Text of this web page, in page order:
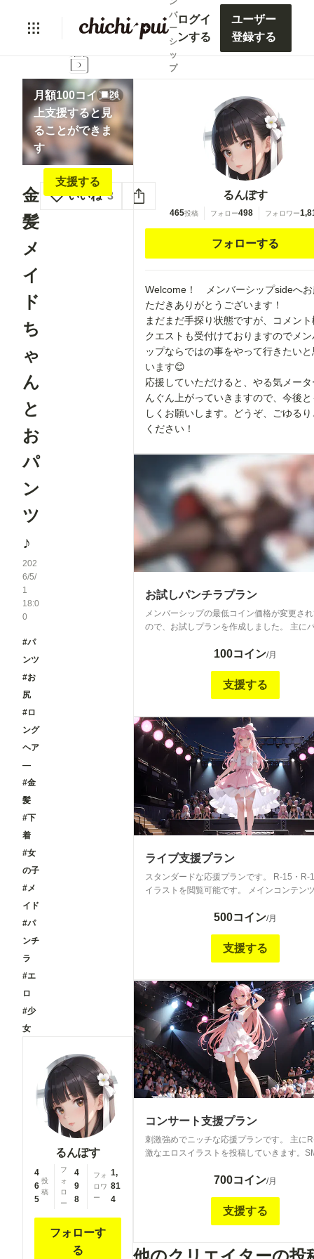
バ
ー
シ
ッ
プ
ログイ
ンする
ユーザー
登録する
lock
月額100コイン以
上支援すると見
ることができま
す
支援する
26
金
髪
メ
イ
ド
ち
ゃ
ん
と
お
パ
ン
ツ
♪
202
6/5/
1
18:0
0
#パ
ンツ
#お
尻
#ロ
ング
ヘア
―
#金
髪
#下
着
#女
の子
#メ
イド
#パ
ンチ
ラ
#エ
ロ
#少
女
いいね 3
るんぽす
4
6
5
投
稿
フ
ォ
ロ
ー
4
9
8
フォ
ロワ
ー
1,
81
4
フォローす
る
るんぽす
465投稿 フォロー498 フォロワー
フォローする
Welcome！ メンバーシップsideへお
ただきありがとうございます！
まだまだ手探り状態ですが、コメン
クエストも受付けておりますのでメ
ップならではの事をやって行きたい
います😊
応援していただけると、やる気メー
んぐん上がっていきますので、今後
しくお願いします。どうぞ、ごゆる
ください！
お試しパンチラプラン
メンバーシップの最低コイン価格が変更さ
ので、お試しプランを作成しました。 主に
パン・パンチラ・下着成分多めでやってい
100コイン/月
支援する
ライブ支援プラン
スタンダードな応援プランです。 R-15・R-
イラストを閲覧可能です。 メインコンテン
😅 ※全年齢イラストはこちらに投稿予定で
500コイン/月
支援する
コンサート支援プラン
刺激強めでニッチな応援プランです。 主に
激なエロスイラストを投稿していきます。
アフターストーリー特典画像などもこちら
700コイン/月
支援する